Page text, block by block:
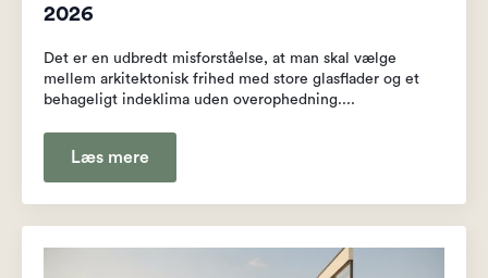
2026
Det er en udbredt misforståelse, at man skal vælge
mellem arkitektonisk frihed med store glasflader og et
behageligt indeklima uden overophedning....
Læs mere